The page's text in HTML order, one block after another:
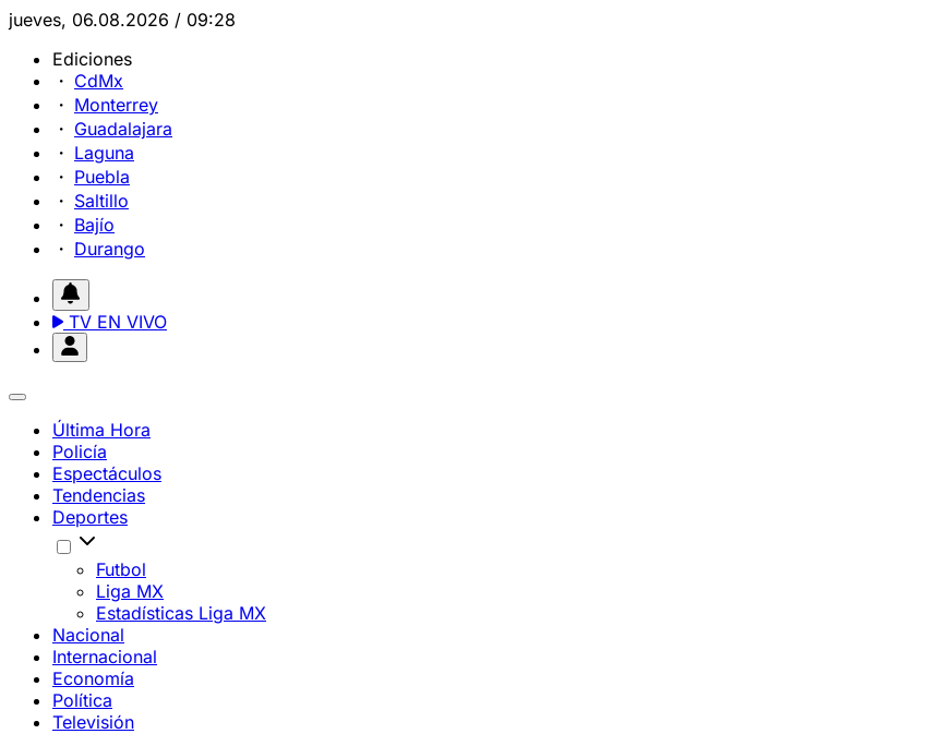
jueves, 06.08.2026 / 09:28
Ediciones
CdMx
Monterrey
Guadalajara
Laguna
Puebla
Saltillo
Bajío
Durango
TV EN VIVO
Última Hora
Policía
Espectáculos
Tendencias
Deportes
Futbol
Liga MX
Estadísticas Liga MX
Nacional
Internacional
Economía
Política
Televisión